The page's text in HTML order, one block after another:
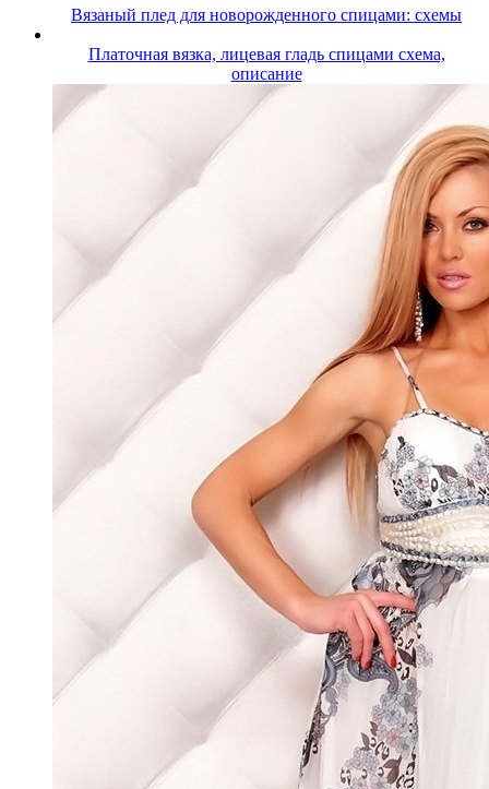
Вязаный плед для новорожденного спицами: схемы
Платочная вязка, лицевая гладь спицами схема,
описание